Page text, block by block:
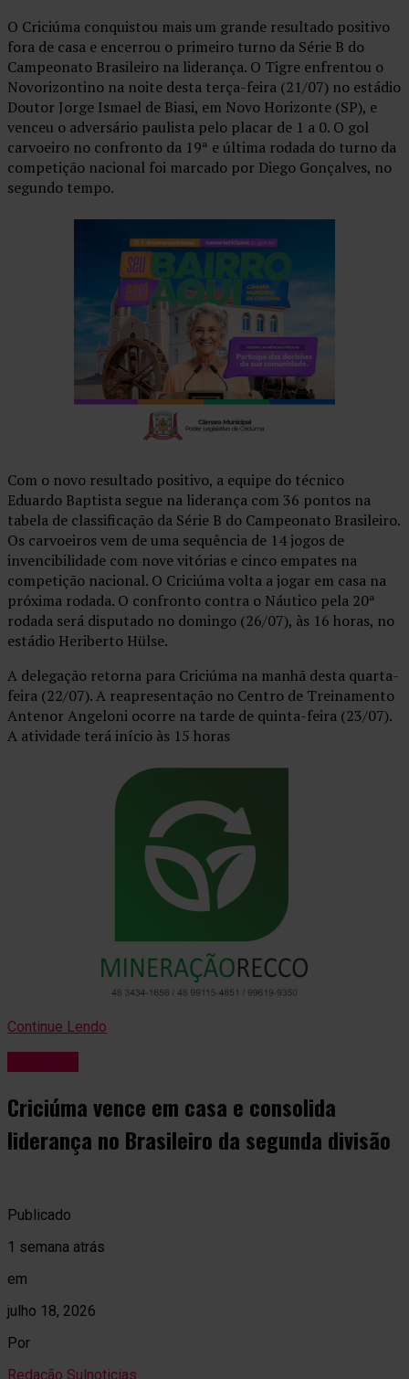
O Criciúma conquistou mais um grande resultado positivo
fora de casa e encerrou o primeiro turno da Série B do
Campeonato Brasileiro na liderança. O Tigre enfrentou o
Novorizontino na noite desta terça-feira (21/07) no estádio
Doutor Jorge Ismael de Biasi, em Novo Horizonte (SP), e
venceu o adversário paulista pelo placar de 1 a 0. O gol
carvoeiro no confronto da 19ª e última rodada do turno da
competição nacional foi marcado por Diego Gonçalves, no
segundo tempo.
Com o novo resultado positivo, a equipe do técnico
Eduardo Baptista segue na liderança com 36 pontos na
tabela de classificação da Série B do Campeonato Brasileiro.
Os carvoeiros vem de uma sequência de 14 jogos de
invencibilidade com nove vitórias e cinco empates na
competição nacional. O Criciúma volta a jogar em casa na
próxima rodada. O confronto contra o Náutico pela 20ª
rodada será disputado no domingo (26/07), às 16 horas, no
estádio Heriberto Hülse.
A delegação retorna para Criciúma na manhã desta quarta-
feira (22/07). A reapresentação no Centro de Treinamento
Antenor Angeloni ocorre na tarde de quinta-feira (23/07).
A atividade terá início às 15 horas
Continue Lendo
Criciúma vence em casa e consolida
liderança no Brasileiro da segunda divisão
Publicado
1 semana atrás
em
julho 18, 2026
Por
Redação Sulnoticias